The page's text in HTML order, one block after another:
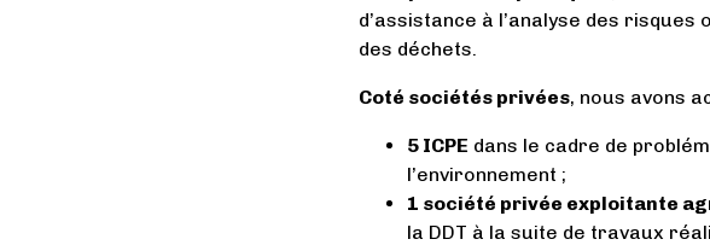
d’assistance à l’analyse des
des déchets.
Coté sociétés privées, nous avons
5 ICPE dans le cadre de
l’environnement ;
1 société privée exploitante
la DDT à la suite de travaux